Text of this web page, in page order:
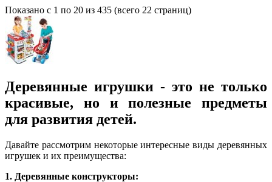
Показано с 1 по 20 из 435 (всего 22 страниц)
Деревянные игрушки - это не только
красивые, но и полезные предметы
для развития детей.
Давайте рассмотрим некоторые интересные виды деревянных
игрушек и их преимущества:
1. Деревянные конструкторы: